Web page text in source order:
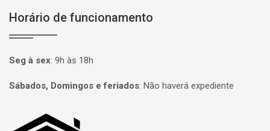
Horário de funcionamento
Seg à sex: 9h às 18h
Sábados, Domingos e feriados: Não haverá expediente
Página inicial